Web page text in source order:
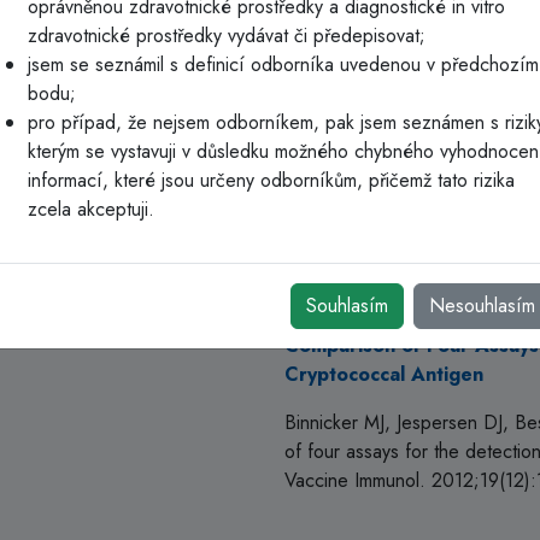
Studie
Large-scale evaluation of
flow and enzyme-linked
cryptococcal antigen in
Hansen J, Slechta ES,
AP, Bauman S, Kozel TR,
the immuno-mycologics
immunoassays for detection
cerebrospinal fluid. Clin
Comparison of Four
Cryptococcal Antigen
Binnicker MJ, Jespersen DJ,
of four assays for the
Vaccine Immunol.
oprávněnou zdravotnické prostředky a diagnostické in vitro
zdravotnické prostředky vydávat či předepisovat;
jsem se seznámil s definicí odborníka uvedenou v předchozím
bodu;
pro případ, že nejsem odborníkem, pak jsem seznámen s
kterým se vystavuji v důsledku možného chybného
informací, které jsou určeny odborníkům, přičemž tato rizika
zcela akceptuji.
Souhlasím Nesouhlasím